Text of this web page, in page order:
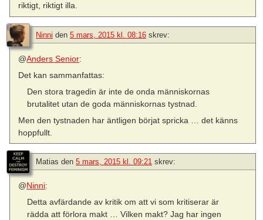
riktigt, riktigt illa.
Ninni den 5 mars, 2015 kl. 08:16 skrev:
@Anders Senior:
Det kan sammanfattas:
Den stora tragedin är inte de onda människornas
brutalitet utan de goda människornas tystnad.
Men den tystnaden har äntligen börjat spricka … det känns
hoppfullt.
Matias den 5 mars, 2015 kl. 09:21 skrev:
@Ninni:
Detta avfärdande av kritik om att vi som kritiserar är
rädda att förlora makt … Vilken makt? Jag har ingen